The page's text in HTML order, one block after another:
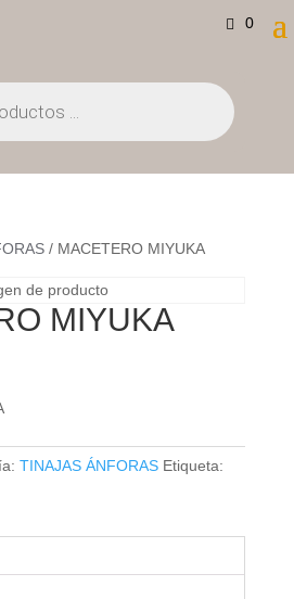
0
/ MACETERO MIYUKA
MIYUKA
TINAJAS ÁNFORAS Etiqueta: